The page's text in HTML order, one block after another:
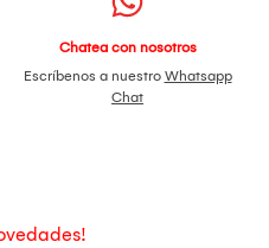
Chatea con nosotros
Escríbenos a nuestro Whatsapp
Chat